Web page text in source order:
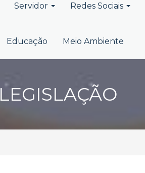
Servidor Redes Sociais
Educação Meio Ambiente
LEGISLAÇÃO